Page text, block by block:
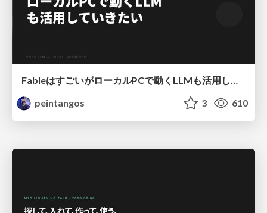
FableはすごいがローカルPCで動くLLMも活用していきたい.pdf
peintangos
3 610